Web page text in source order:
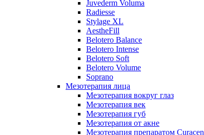
Juvederm Voluma
Radiesse
Stylage XL
AestheFill
Belotero Balance
Belotero Intense
Belotero Soft
Belotero Volume
Soprano
Мезотерапия лица
Мезотерапия вокруг глаз
Мезотерапия век
Мезотерапия губ
Мезотерапия от акне
Мезотерапия препаратом Curacen